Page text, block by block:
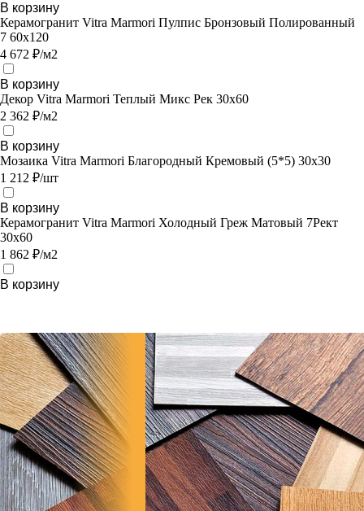
В корзину
Керамогранит Vitra Marmori Пулпис Бронзовый Полированный
7 60х120
4 672 ₽/м2
В корзину
Декор Vitra Marmori Теплый Микс Рек 30х60
2 362 ₽/м2
В корзину
Мозаика Vitra Marmori Благородный Кремовый (5*5) 30х30
1 212 ₽/шт
В корзину
Керамогранит Vitra Marmori Холодный Греж Матовый 7Рект
30х60
1 862 ₽/м2
В корзину
Заполнив
форму,
Вы
получите
СКИДКУ